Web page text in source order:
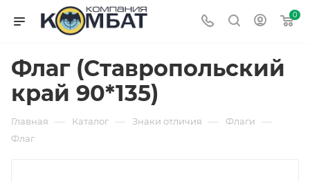
0
Флаг (Ставропольский
край 90*135)
Главная — Каталог — Знаки отличия — Флаги —
Флаг